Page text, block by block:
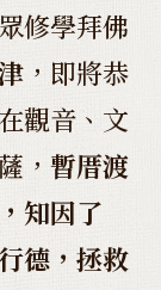
修學拜佛
，即將恭
觀音、文
， 暫厝渡
知因了
德，拯救